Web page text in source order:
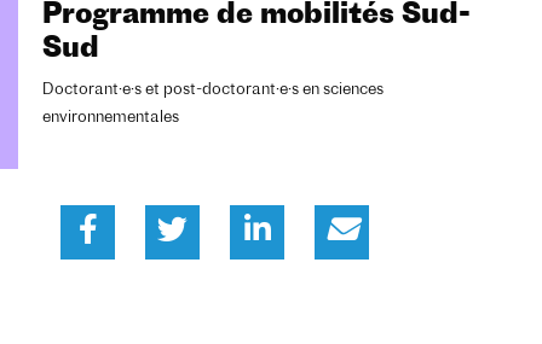
Programme de mobilités Sud-
Sud
Doctorant·e·s et post-doctorant·e·s en sciences
environnementales